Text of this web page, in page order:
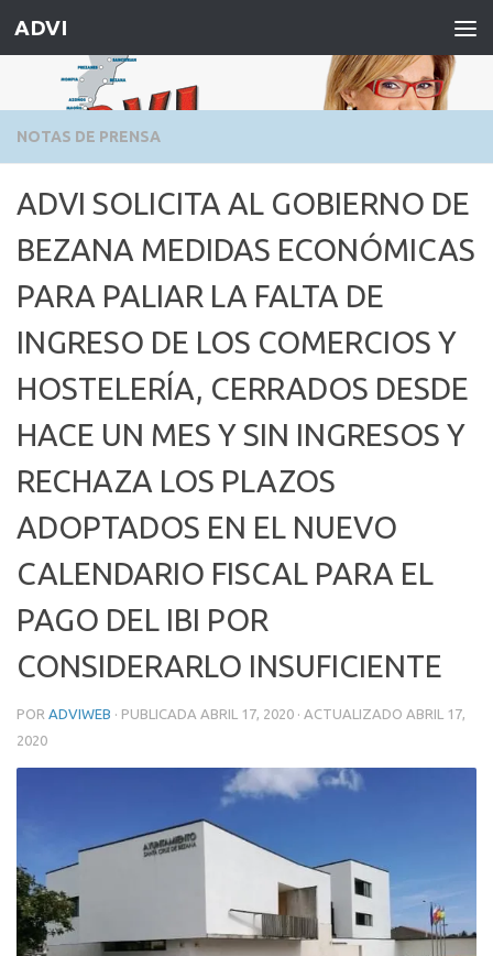
Saltar al contenido
ADVI
NOTAS DE PRENSA
ADVI SOLICITA AL GOBIERNO DE
BEZANA MEDIDAS ECONÓMICAS
PARA PALIAR LA FALTA DE
INGRESO DE LOS COMERCIOS Y
HOSTELERÍA, CERRADOS DESDE
HACE UN MES Y SIN INGRESOS Y
RECHAZA LOS PLAZOS
ADOPTADOS EN EL NUEVO
CALENDARIO FISCAL PARA EL
PAGO DEL IBI POR
CONSIDERARLO INSUFICIENTE
POR ADVIWEB · PUBLICADA ABRIL 17, 2020 · ACTUALIZADO ABRIL 17,
2020